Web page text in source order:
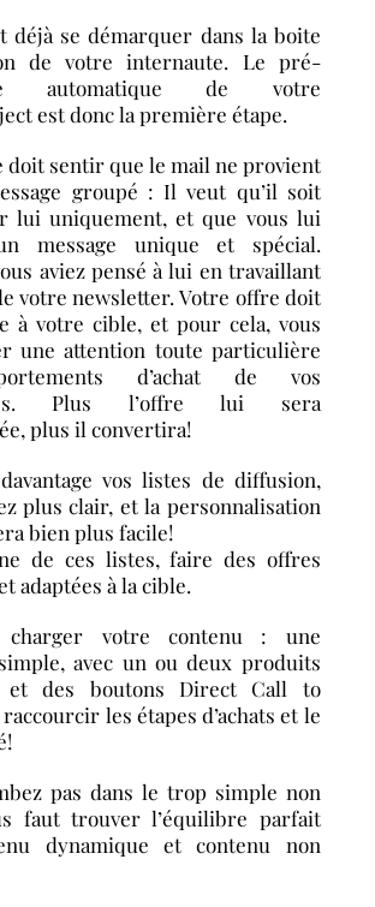
déjà se démarquer dans la boite
de votre internaute. Le pré-
automatique de votre
est donc la première étape.
doit sentir que le mail ne provient
groupé : Il veut qu’il soit
lui uniquement, et que vous lui
message unique et spécial.
aviez pensé à lui en travaillant
votre newsletter. Votre offre doit
à votre cible, et pour cela, vous
une attention toute particulière
d’achat de vos
Plus l’offre lui sera
plus il convertira!
vos listes de diffusion,
plus clair, et la personnalisation
bien plus facile!
de ces listes, faire des offres
adaptées à la cible.
votre contenu : une
avec un ou deux produits
et des boutons Direct Call to
les étapes d’achats et le
pas dans le trop simple non
faut trouver l’équilibre parfait
dynamique et contenu non